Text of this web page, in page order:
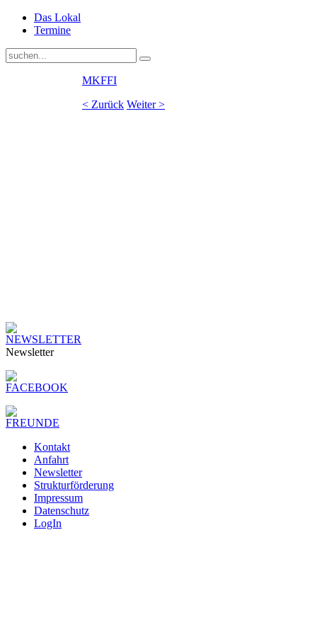
Das Lokal
Termine
MKFFI
< Zurück Weiter >
Newsletter
Kontakt
Anfahrt
Newsletter
Strukturförderung
Impressum
Datenschutz
LogIn